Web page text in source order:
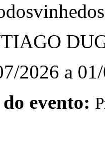
2026 a
evento: